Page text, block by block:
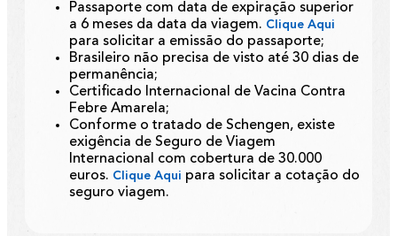
Passaporte com data de expiração superior
a 6 meses da data da viagem. Clique Aqui
para solicitar a emissão do passaporte;
Brasileiro não precisa de visto até 30 dias de
permanência;
Certificado Internacional de Vacina Contra
Febre Amarela;
Conforme o tratado de Schengen, existe
exigência de Seguro de Viagem
Internacional com cobertura de 30.000
euros. Clique Aqui para solicitar a cotação do
seguro viagem.